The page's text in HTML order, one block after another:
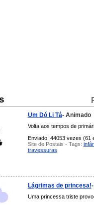
Um Dó Li Tá- Animado
Volta aos tempos de
Enviado: 44053 vezes (61
Site de Postais - Tags:
travessuras
Lágrimas de princesa!
Uma princessa triste